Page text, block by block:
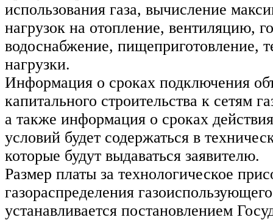
использования газа, вычисление
нагрузок на отопление, вентиляцию,
водоснабжение, пищеприготовление,
нагрузки.
Информация о сроках подключения
капитального строительства к сетям
а также информация о сроках
условий будет содержаться в
которые будут выдаваться заявителю.
Размер платы за технологическое
газораспределения
устанавливается постановлением